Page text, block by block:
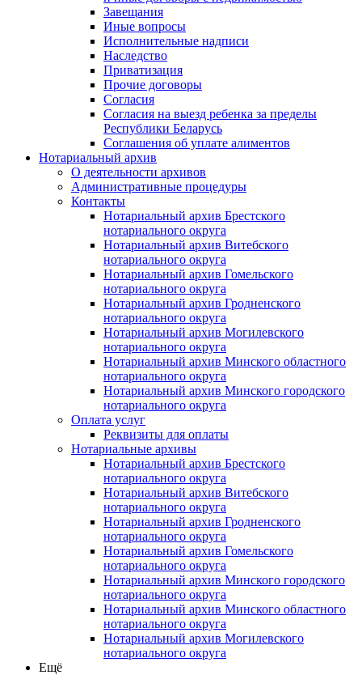
Завещания
Иные вопросы
Исполнительные надписи
Наследство
Приватизация
Прочие договоры
Согласия
Согласия на выезд ребенка за пределы
Республики Беларусь
Соглашения об уплате алиментов
Нотариальный архив
О деятельности архивов
Административные процедуры
Контакты
Нотариальный архив Брестского
нотариального округа
Нотариальный архив Витебского
нотариального округа
Нотариальный архив Гомельского
нотариального округа
Нотариальный архив Гродненского
нотариального округа
Нотариальный архив Могилевского
нотариального округа
Нотариальный архив Минского областного
нотариального округа
Нотариальный архив Минского городского
нотариального округа
Оплата услуг
Реквизиты для оплаты
Нотариальные архивы
Нотариальный архив Брестского
нотариального округа
Нотариальный архив Витебского
нотариального округа
Нотариальный архив Гродненского
нотариального округа
Нотариальный архив Гомельского
нотариального округа
Нотариальный архив Минского городского
нотариального округа
Нотариальный архив Минского областного
нотариального округа
Нотариальный архив Могилевского
нотариального округа
Ещё